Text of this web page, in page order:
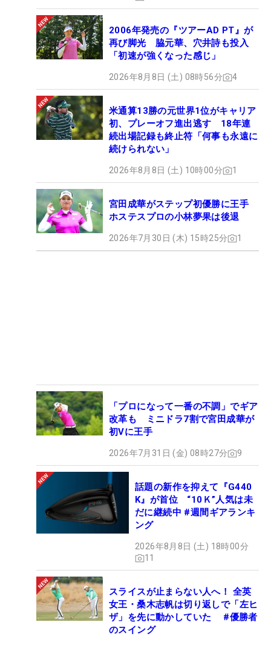
2006年発売の『ツアーAD PT』が
再び脚光 脇元華、穴井詩も投入
「初速が強くなった感じ」
2026年8月8日 (土) 08時56分 4
米通算13勝の元世界1位がキャリア
初、プレーオフ進出逃す 18年連
続出場記録も終止符「何事も永遠に
続けられない」
2026年8月8日 (土) 10時00分 1
宮田成華がステップ初優勝に王手
ホステスプロの小林夢果は後退
2026年7月30日 (木) 15時25分 1
「プロになって一番の不調」でギア
改革も ミニドラ7割で宮田成華が
初Vに王手
2026年7月31日 (金) 08時27分 9
話題の新作を抑えて『G440
K』が首位 “10Ｋ”人気は未
だに継続中 #週間ギアランキ
ング
2026年8月8日 (土) 18時00分
11
スライスが止まらない人へ！ 全英
女王・桑木志帆は切り返しで「左ヒ
ザ」を先に動かしていた #優勝者
のスイング